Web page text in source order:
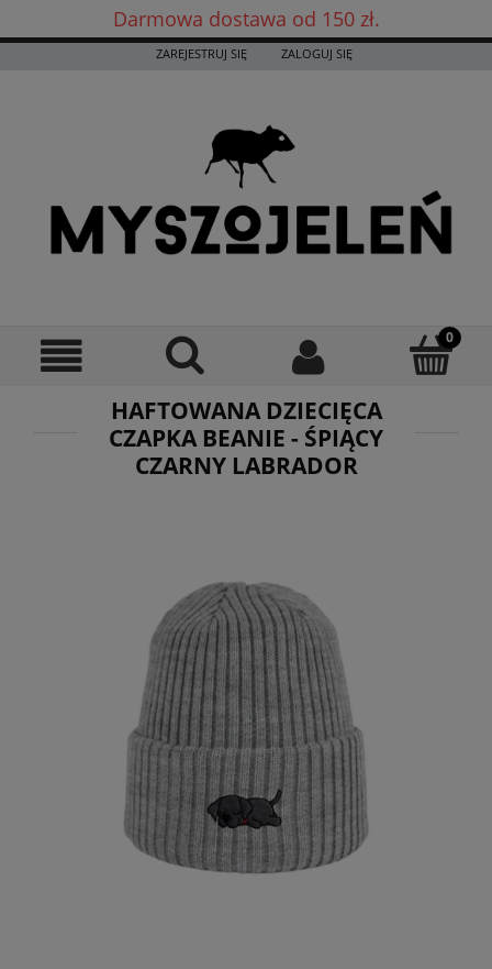
Darmowa dostawa od 150 zł.
Darmowa dostawa już od 150 zł! ✨
ZAREJESTRUJ SIĘ ZALOGUJ SIĘ
HAFTOWANA DZIECIĘCA
CZAPKA BEANIE - ŚPIĄCY
CZARNY LABRADOR